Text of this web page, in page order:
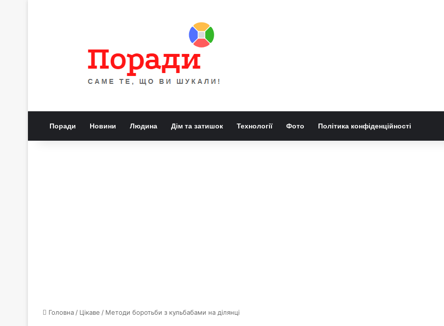
Поради Новини Людина Дім та затишок Технології Фото Політика конфіденційності
Головна / Цікаве / Методи боротьби з кульбабами на ділянці